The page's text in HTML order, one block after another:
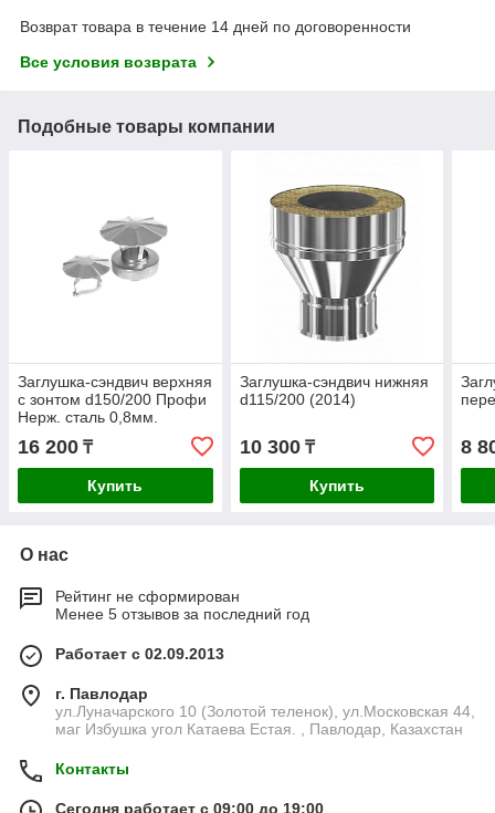
Возврат товара в течение 14 дней по договоренности
Все условия возврата
Подобные товары компании
Заглушка-сэндвич верхняя
с зонтом d150/200 Профи
Нерж. сталь 0,8мм.
16 200 ₸
Купить
Заглушка-сэндвич нижняя
d115/200 (2014)
10 300₸
Купить
8
О нас
Рейтинг не сформирован
Менее 5 отзывов за последний год
Работает с 02.09.2013
г. Павлодар
ул.Луначарского 10 (Золотой теленок), ул.Московская 44,
маг Избушка угол Катаева Естая. , Павлодар, Казахстан
Контакты
Сегодня работает с 09:00 до 19:00